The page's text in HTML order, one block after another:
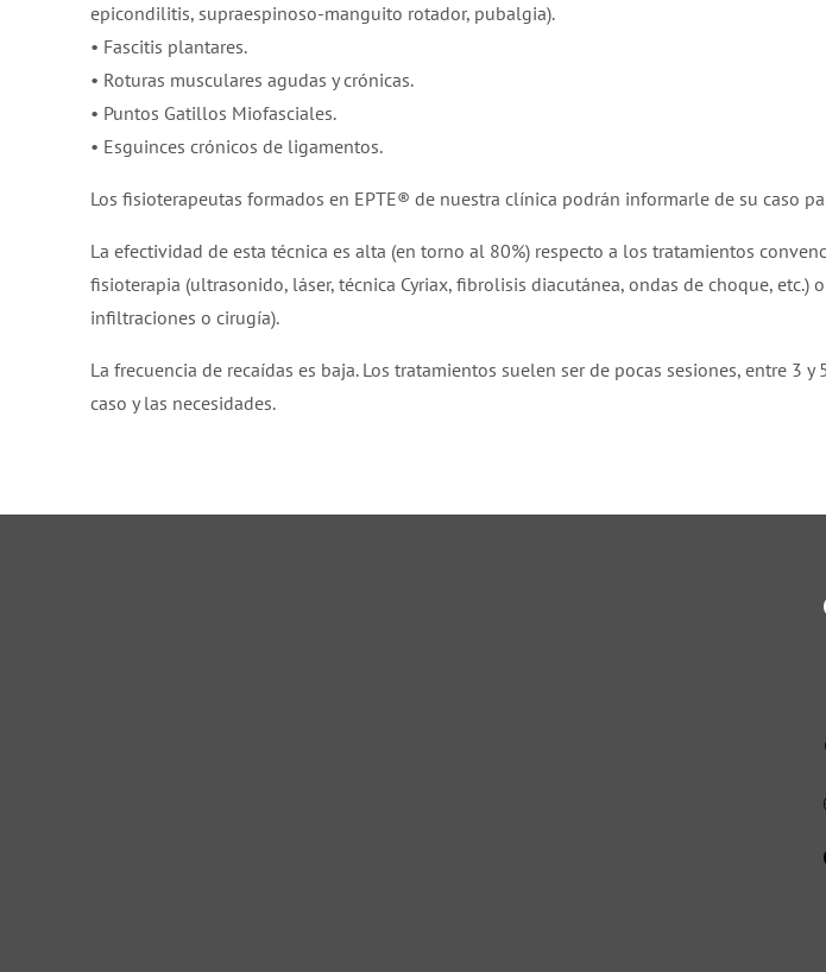
epicondilitis, supraespinoso-manguito rotador, pubalgia).
• Fascitis plantares.
• Roturas musculares agudas y crónicas.
• Puntos Gatillos Miofasciales.
• Esguinces crónicos de ligamentos.
Los fisioterapeutas formados en EPTE® de nuestra clínica podrán informarle de su caso
La efectividad de esta técnica es alta (en torno al 80%) respecto a los tratamientos
fisioterapia (ultrasonido, láser, técnica Cyriax, fibrolisis diacutánea, ondas de choque, etc.)
infiltraciones o cirugía).
La frecuencia de recaídas es baja. Los tratamientos suelen ser de pocas sesiones, entre 3
caso y las necesidades.